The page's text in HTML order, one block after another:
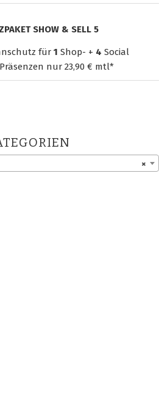
SHOW & SELL 5
für 1 Shop- + 4 Social
nur 23,90 € mtl*
×